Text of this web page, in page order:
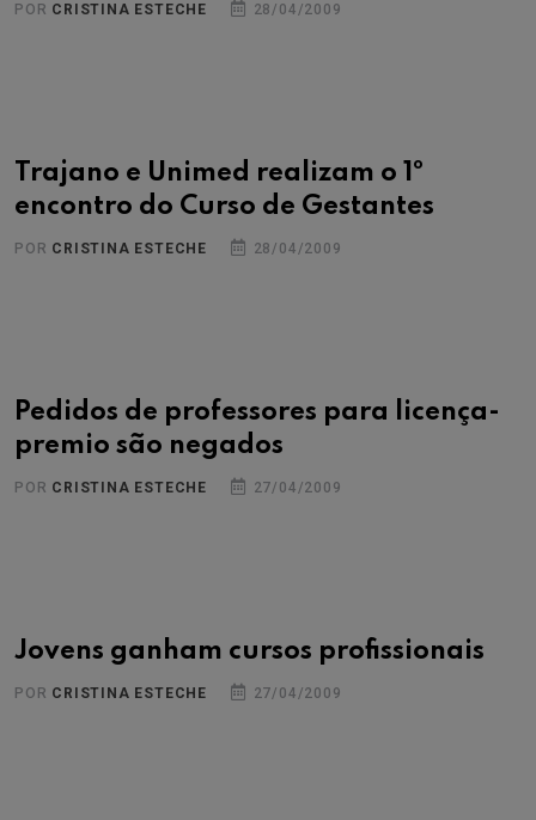
POR CRISTINA ESTECHE 28/04/2009
Trajano e Unimed realizam o 1º
encontro do Curso de Gestantes
POR CRISTINA ESTECHE 28/04/2009
Pedidos de professores para licença-
premio são negados
POR CRISTINA ESTECHE 27/04/2009
Jovens ganham cursos profissionais
POR CRISTINA ESTECHE 27/04/2009